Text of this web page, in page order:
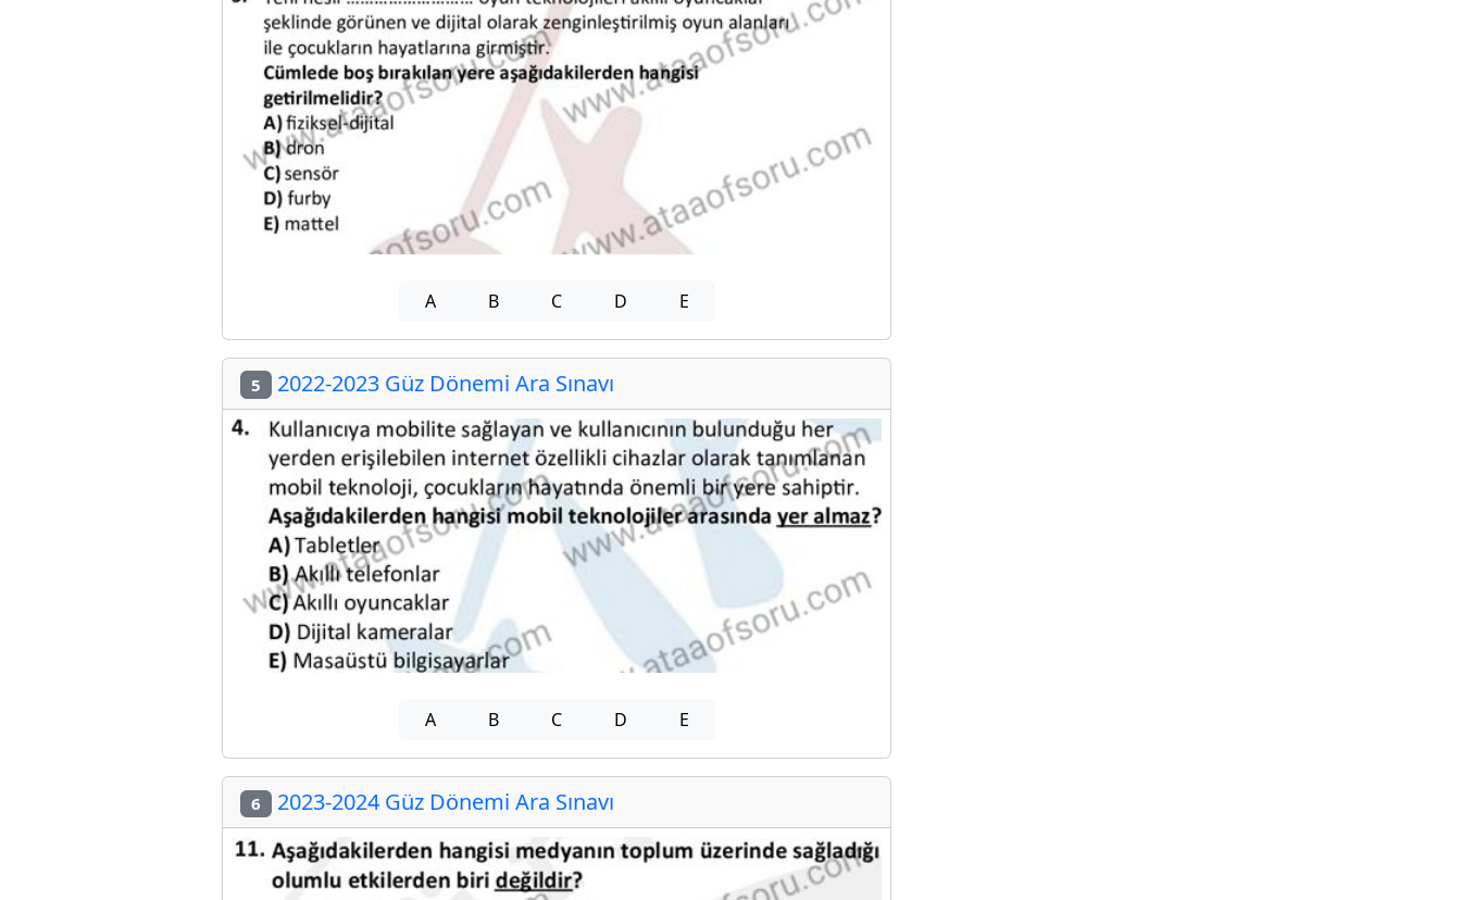
A B C D E
5 2022-2023 Güz Dönemi Ara Sınavı
A B C D E
6 2023-2024 Güz Dönemi Ara Sınavı